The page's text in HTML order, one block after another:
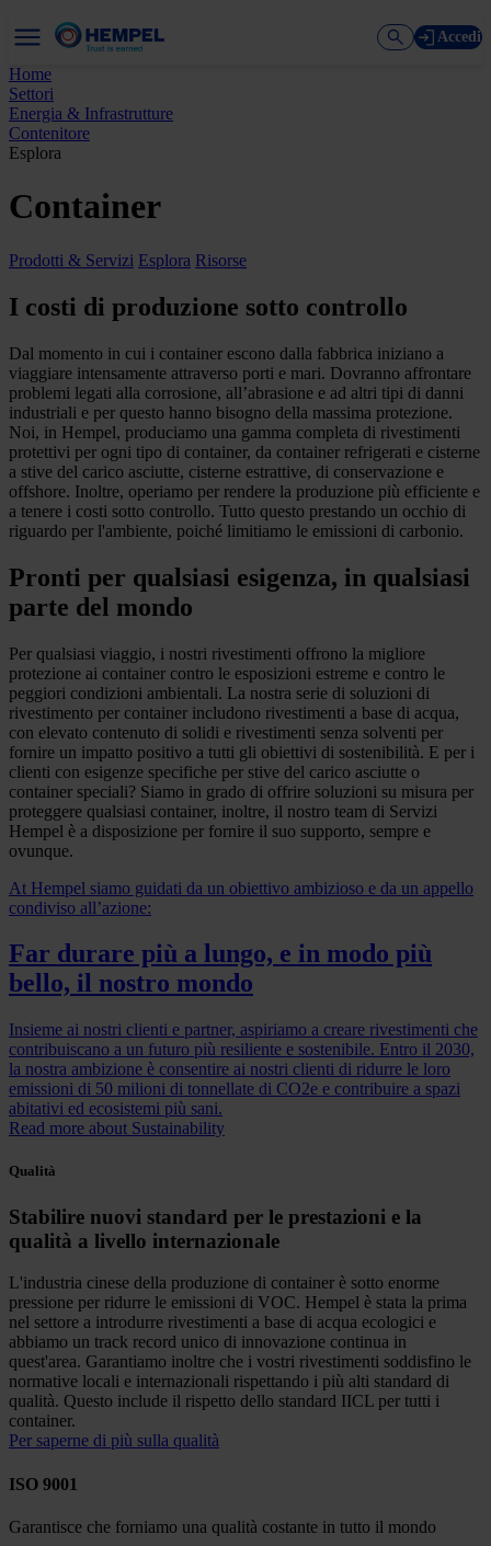
Accedi
Home
Settori
Energia & Infrastrutture
Contenitore
Esplora
Container
Prodotti & Servizi Esplora Risorse
I costi di produzione sotto controllo
Dal momento in cui i container escono dalla fabbrica iniziano a
viaggiare intensamente attraverso porti e mari. Dovranno affrontare
problemi legati alla corrosione, all’abrasione e ad altri tipi di danni
industriali e per questo hanno bisogno della massima protezione.
Noi, in Hempel, produciamo una gamma completa di rivestimenti
protettivi per ogni tipo di container, da container refrigerati e cisterne
a stive del carico asciutte, cisterne estrattive, di conservazione e
offshore. Inoltre, operiamo per rendere la produzione più efficiente e
a tenere i costi sotto controllo. Tutto questo prestando un occhio di
riguardo per l'ambiente, poiché limitiamo le emissioni di carbonio.
Pronti per qualsiasi esigenza, in qualsiasi
parte del mondo
Per qualsiasi viaggio, i nostri rivestimenti offrono la migliore
protezione ai container contro le esposizioni estreme e contro le
peggiori condizioni ambientali. La nostra serie di soluzioni di
rivestimento per container includono rivestimenti a base di acqua,
con elevato contenuto di solidi e rivestimenti senza solventi per
fornire un impatto positivo a tutti gli obiettivi di sostenibilità. E per i
clienti con esigenze specifiche per stive del carico asciutte o
container speciali? Siamo in grado di offrire soluzioni su misura per
proteggere qualsiasi container, inoltre, il nostro team di Servizi
Hempel è a disposizione per fornire il suo supporto, sempre e
ovunque.
At Hempel siamo guidati da un obiettivo ambizioso e da un appello
condiviso all’azione:
Far durare più a lungo, e in modo più
bello, il nostro mondo
Insieme ai nostri clienti e partner, aspiriamo a creare rivestimenti che
contribuiscano a un futuro più resiliente e sostenibile. Entro il 2030,
la nostra ambizione è consentire ai nostri clienti di ridurre le loro
emissioni di 50 milioni di tonnellate di CO2e e contribuire a spazi
abitativi ed ecosistemi più sani.
Read more about Sustainability
Qualità
Stabilire nuovi standard per le prestazioni e la
qualità a livello internazionale
L'industria cinese della produzione di container è sotto enorme
pressione per ridurre le emissioni di VOC. Hempel è stata la prima
nel settore a introdurre rivestimenti a base di acqua ecologici e
abbiamo un track record unico di innovazione continua in
quest'area. Garantiamo inoltre che i vostri rivestimenti soddisfino le
normative locali e internazionali rispettando i più alti standard di
qualità. Questo include il rispetto dello standard IICL per tutti i
container.
Per saperne di più sulla qualità
ISO 9001
Garantisce che forniamo una qualità costante in tutto il mondo